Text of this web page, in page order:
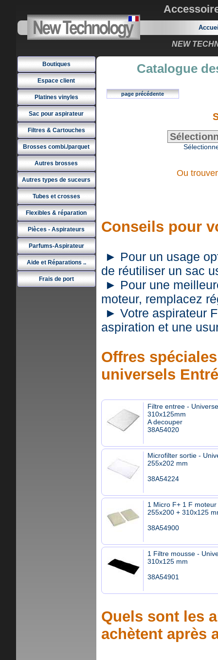
NEW
Boutiques
Espace client
Platines vinyles
Sac pour aspirateur
Filtres & Cartouches
Brosses combi./parquet
Autres brosses
Autres types de suceurs
Tubes et crosses
Flexibles & réparation
Pièces - Aspirateurs
Parfums-Aspirateur
Aide et Réparations ..
Frais de port
Catalogue
page précédente
Ou
Conseils pour
► Pour un usage
de réutiliser un sac
► Pour une
moteur, remplacez
► Votre aspirateur
aspiration et une
Offres
universels
Filtre entree -
310x125mm
A decouper
38A54020
Microfilter sortie -
255x202 mm
38A54224
1 Micro F+ 1 F
255x200 + 310x125
38A54900
1 Filtre mousse -
310x125 mm
38A54901
Quels sont les
achètent après